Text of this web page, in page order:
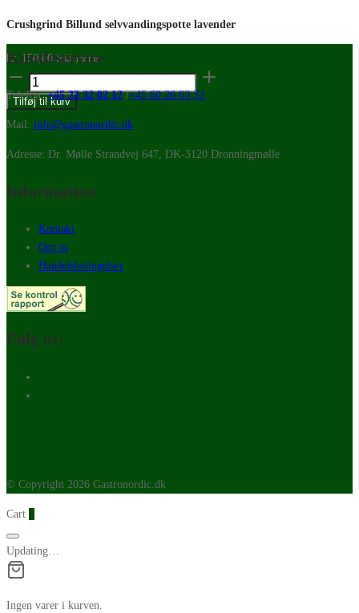
Crushgrind Billund selvvandingspotte lavender
kr. 150,00 Inkl. moms
Crushgrind
Billund
selvvandingspotte
lavender
antal
Tilføj til kurv
Kundeservice
Telefon:+45 23 32 02 12/+45 60 26 63 33
Mail: info@gastronordic.dk
Adresse: Dr. Mølle Strandvej 647, DK-3120 Dronningmølle
Information
Kontakt
Om os
Handelsbetingelser
Følg os:
© Copyright 2026 Gastronordic.dk
Cart
Updating…
Ingen varer i kurven.